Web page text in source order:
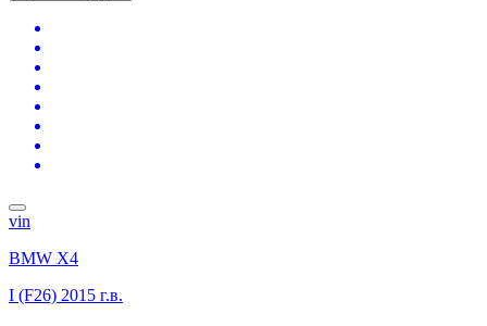
vin
BMW X4
I (F26) 2015 г.в.